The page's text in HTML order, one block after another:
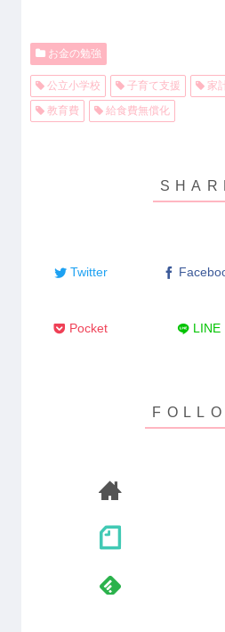
お金の勉強
公立小学校 子育て支援 家
教育費
給食費無償化
Twitter
Pocket LINE